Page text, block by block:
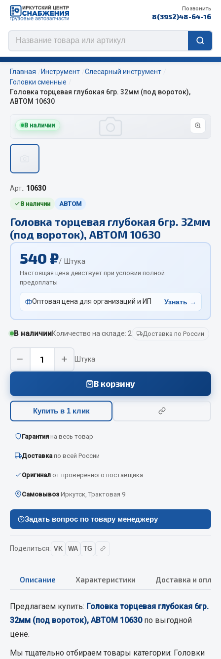
Позвонить
8(3952)48-64-16
ЦЕПИ РОССИЯ
ЦЕПИ BOHU (Китай)
QITONG
Весь раздел
Отопители салона, подогреватели
Жидкостные подогреватели
Отопители салона
Подогреватели тосола
Весь раздел
Аксессуары автомобильные
Аптечки и знаки автомобильные
Брызговики
Вентиляторы кабины
Весь раздел
Смазочные материалы
Масла
МЕТИЗЫ
Главная Инструмент
Слесарный инструмент
Головки сменные
Головка торцевая глубокая 6гр. 32мм (под вороток),
АВТОМ 10630
В наличии
Арт.: 10630
В наличии АВТОМ
Головка торцевая глубокая 6гр. 32мм
(под вороток), АВТОМ 10630
540 ₽/ Штука
Настоящая цена действует при условии полной
предоплаты
Оптовая цена для организаций и ИП Узнать →
В наличииКоличество на складе: 2 Доставка по России
− + Штука
В корзину
Купить в 1 клик
Гарантия на весь товар
Доставка по всей России
Оригинал от проверенного поставщика
Самовывоз Иркутск, Трактовая 9
Задать вопрос по товару менеджеру
Поделиться: VK WA TG
Описание Характеристики Доставка и
Предлагаем купить: Головка торцевая глубокая 6гр.
32мм (под вороток), АВТОМ 10630по выгодной
цене.
Мы тщательно отбираем товары категории: Головки